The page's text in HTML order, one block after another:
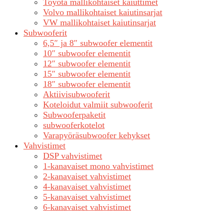
Toyota mallikohtaiset kaiuttimet
Volvo mallikohtaiset kaiutinsarjat
VW mallikohtaiset kaiutinsarjat
Subwooferit
6,5″ ja 8″ subwoofer elementit
10″ subwoofer elementit
12″ subwoofer elementit
15″ subwoofer elementit
18″ subwoofer elementit
Aktiivisubwooferit
Koteloidut valmiit subwooferit
Subwooferpaketit
subwooferkotelot
Varapyöräsubwoofer kehykset
Vahvistimet
DSP vahvistimet
1-kanavaiset mono vahvistimet
2-kanavaiset vahvistimet
4-kanavaiset vahvistimet
5-kanavaiset vahvistimet
6-kanavaiset vahvistimet